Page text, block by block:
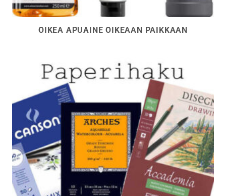
OIKEA APUAINE OIKEAAN PAIKKAAN